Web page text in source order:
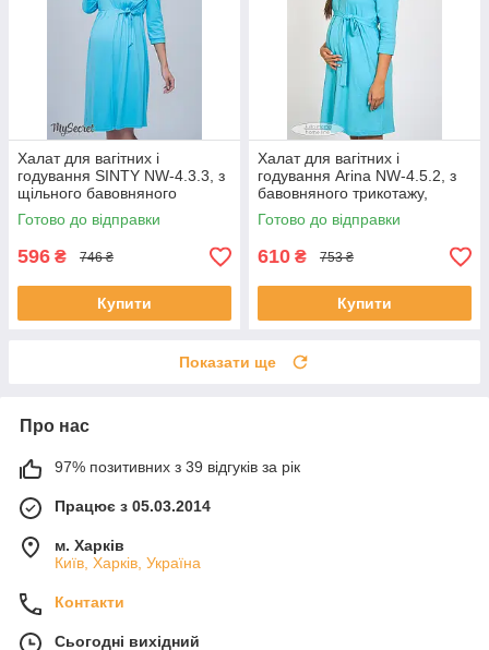
Халат для вагітних і
годування SINTY NW-4.3.3, з
щільного бавовняного
трикотажу, блакитний
Готово до відправки
596 ₴ 746 ₴
Купити
Халат для вагітних і
годування Arina NW-4.5.2, з
бавовняного трикотажу,
блакитний, розмір 44
Готово до відправки
610 ₴ 753 ₴
Купити
Показати ще
Про нас
97% позитивних з 39 відгуків за рік
Працює з 05.03.2014
м. Харків
Київ, Харків, Україна
Контакти
Сьогодні вихідний